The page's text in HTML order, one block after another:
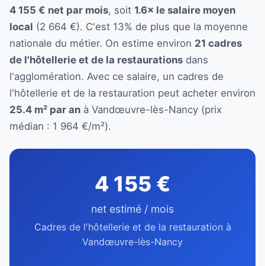
4 155 € net par mois, soit 1.6× le salaire moyen
local (2 664 €). C'est 13% de plus que la moyenne
nationale du métier. On estime environ 21 cadres
de l'hôtellerie et de la restaurations dans
l'agglomération. Avec ce salaire, un cadres de
l'hôtellerie et de la restauration peut acheter environ
25.4 m² par an à Vandœuvre-lès-Nancy (prix
médian : 1 964 €/m²).
4 155 €
net estimé / mois
Cadres de l'hôtellerie et de la restauration à
Vandœuvre-lès-Nancy